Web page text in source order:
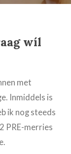
wíl
met
Inmiddels is
ik nog steeds
PRE-merries